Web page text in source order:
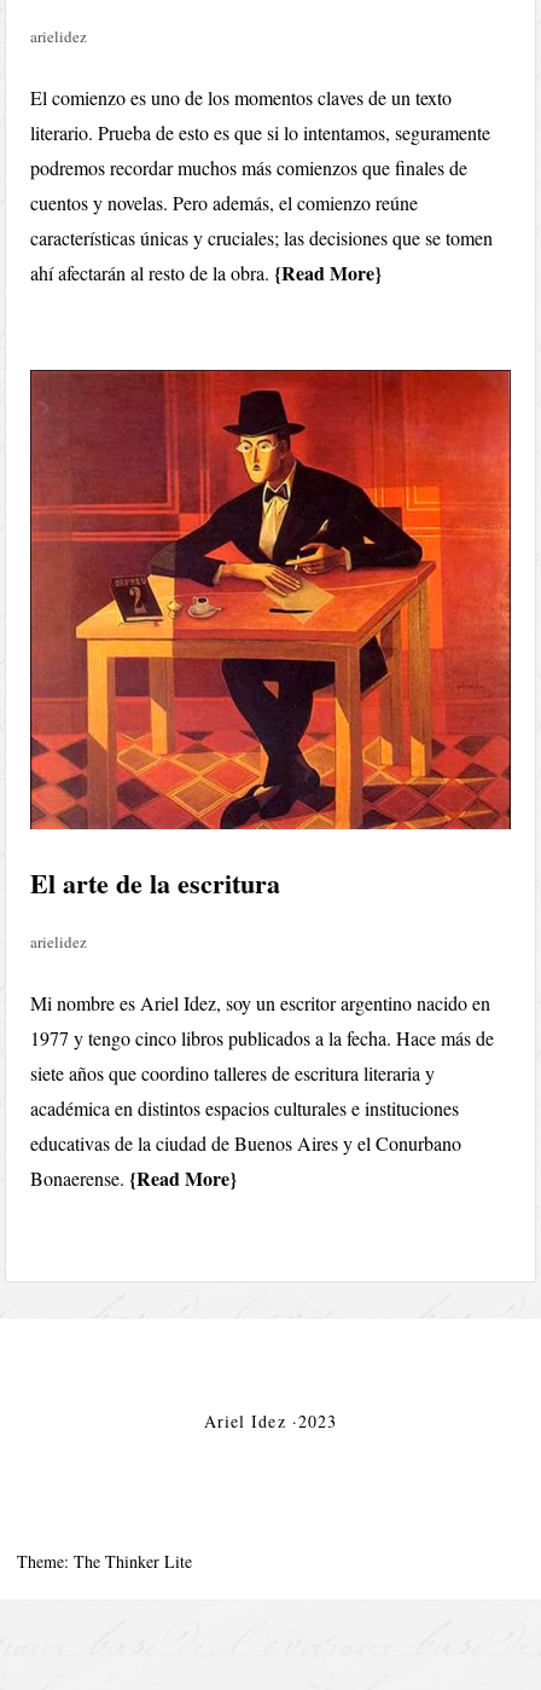
arielidez
El comienzo es uno de los momentos claves de un texto
literario. Prueba de esto es que si lo intentamos, seguramente
podremos recordar muchos más comienzos que finales de
cuentos y novelas. Pero además, el comienzo reúne
características únicas y cruciales; las decisiones que se tomen
ahí afectarán al resto de la obra. Read More
El arte de la escritura
arielidez
Mi nombre es Ariel Idez, soy un escritor argentino nacido en
1977 y tengo cinco libros publicados a la fecha. Hace más de
siete años que coordino talleres de escritura literaria y
académica en distintos espacios culturales e instituciones
educativas de la ciudad de Buenos Aires y el Conurbano
Bonaerense. Read More
Ariel Idez ·2023
Theme: The Thinker Lite